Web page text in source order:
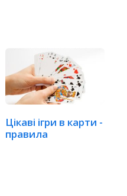
Цікаві ігри в карти -
правила